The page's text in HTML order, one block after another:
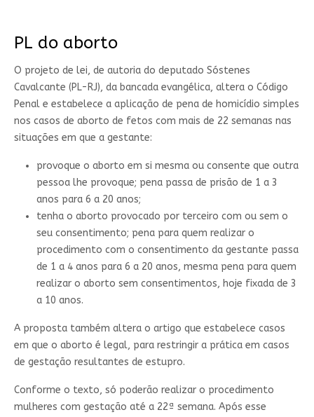
PL do aborto
O projeto de lei, de autoria do deputado Sóstenes
Cavalcante (PL-RJ), da bancada evangélica, altera o Código
Penal e estabelece a aplicação de pena de homicídio simples
nos casos de aborto de fetos com mais de 22 semanas nas
situações em que a gestante:
provoque o aborto em si mesma ou consente que outra
pessoa lhe provoque; pena passa de prisão de 1 a 3
anos para 6 a 20 anos;
tenha o aborto provocado por terceiro com ou sem o
seu consentimento; pena para quem realizar o
procedimento com o consentimento da gestante passa
de 1 a 4 anos para 6 a 20 anos, mesma pena para quem
realizar o aborto sem consentimentos, hoje fixada de 3
a 10 anos.
A proposta também altera o artigo que estabelece casos
em que o aborto é legal, para restringir a prática em casos
de gestação resultantes de estupro.
Conforme o texto, só poderão realizar o procedimento
mulheres com gestação até a 22ª semana. Após esse